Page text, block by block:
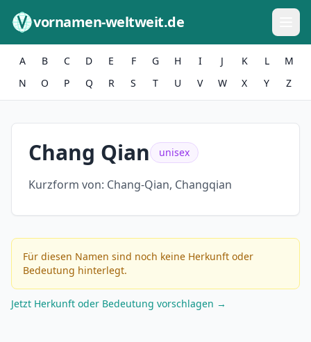
vornamen-weltweit.de
A B C D E F G H I J K L
M
N
O P Q R S T U V W X Y Z
Chang Qian unisex
Kurzform von: Chang-Qian, Changqian
Für diesen Namen sind noch keine Herkunft oder
Bedeutung hinterlegt.
Jetzt Herkunft oder Bedeutung vorschlagen →